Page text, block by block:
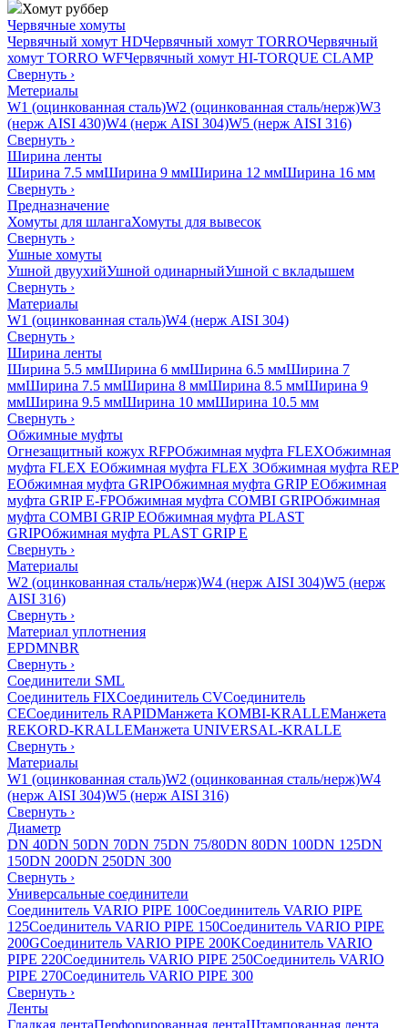
Хомут руббер
Червячные хомуты
Червячный хомут HDЧервячный хомут TORROЧервячный
хомут TORRO WFЧервячный хомут HI-TORQUE CLAMP
Свернуть ›
Метериалы
W1 (оцинкованная сталь)W2 (оцинкованная сталь/нерж)W3
(нерж AISI 430)W4 (нерж AISI 304)W5 (нерж AISI 316)
Свернуть ›
Ширина ленты
Ширина 7.5 ммШирина 9 ммШирина 12 ммШирина 16 мм
Свернуть ›
Предназначение
Хомуты для шлангаХомуты для вывесок
Свернуть ›
Ушные хомуты
Ушной двуухийУшной одинарныйУшной с вкладышем
Свернуть ›
Материалы
W1 (оцинкованная сталь)W4 (нерж AISI 304)
Свернуть ›
Ширина ленты
Ширина 5.5 ммШирина 6 ммШирина 6.5 ммШирина 7
ммШирина 7.5 ммШирина 8 ммШирина 8.5 ммШирина 9
ммШирина 9.5 ммШирина 10 ммШирина 10.5 мм
Свернуть ›
Обжимные муфты
Огнезащитный кожух RFPОбжимная муфта FLEXОбжимная
муфта FLEX EОбжимная муфта FLEX 3Обжимная муфта REP
EОбжимная муфта GRIPОбжимная муфта GRIP EОбжимная
муфта GRIP E-FPОбжимная муфта COMBI GRIPОбжимная
муфта COMBI GRIP EОбжимная муфта PLAST
GRIPОбжимная муфта PLAST GRIP E
Свернуть ›
Материалы
W2 (оцинкованная сталь/нерж)W4 (нерж AISI 304)W5 (нерж
AISI 316)
Свернуть ›
Материал уплотнения
EPDMNBR
Свернуть ›
Соединители SML
Соединитель FIXСоединитель CVСоединитель
CEСоединитель RAPIDМанжета KOMBI-KRALLEМанжета
REKORD-KRALLEМанжета UNIVERSAL-KRALLE
Свернуть ›
Материалы
W1 (оцинкованная сталь)W2 (оцинкованная сталь/нерж)W4
(нерж AISI 304)W5 (нерж AISI 316)
Свернуть ›
Диаметр
DN 40DN 50DN 70DN 75DN 75/80DN 80DN 100DN 125DN
150DN 200DN 250DN 300
Свернуть ›
Универсальные соединители
Соединитель VARIO PIPE 100Соединитель VARIO PIPE
125Соединитель VARIO PIPE 150Соединитель VARIO PIPE
200GСоединитель VARIO PIPE 200KСоединитель VARIO
PIPE 220Соединитель VARIO PIPE 250Соединитель VARIO
PIPE 270Соединитель VARIO PIPE 300
Свернуть ›
Ленты
Гладкая лентаПерфорированная лентаШтампованная лента